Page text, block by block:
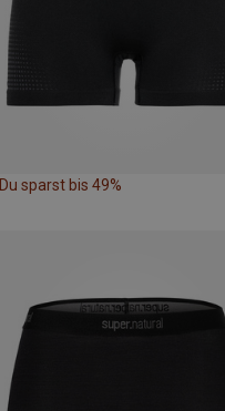
Du sparst bis 49%